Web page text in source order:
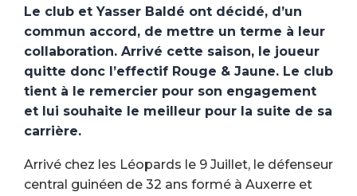
Le club et Yasser Baldé ont décidé, d’un
commun accord, de mettre un terme à leur
collaboration. Arrivé cette saison, le joueur
quitte donc l’effectif Rouge & Jaune. Le club
tient à le remercier pour son engagement
et lui souhaite le meilleur pour la suite de sa
carrière.
Arrivé chez les Léopards le 9 Juillet, le défenseur
central guinéen de 32 ans formé à Auxerre et